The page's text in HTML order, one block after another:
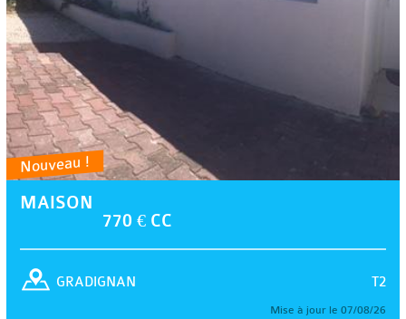
Nouveau !
MAISON
770 € CC
T2
GRADIGNAN
Mise à jour le 07/08/26